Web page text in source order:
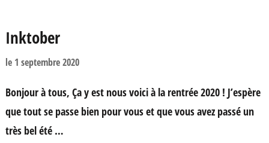
Inktober
le 1 septembre 2020
Bonjour à tous, Ça y est nous voici à la rentrée 2020 ! J’espère
que tout se passe bien pour vous et que vous avez passé un
très bel été …